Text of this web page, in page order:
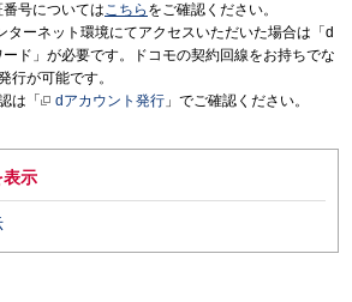
号についてはこちら をご確認ください。
ターネット環境にてアクセスいただいた場合は「d
ド」が必要です。ドコモの契約回線をお持ちでな
行が可能です。
は「
dアカウント発行 」でご確認ください。
表示